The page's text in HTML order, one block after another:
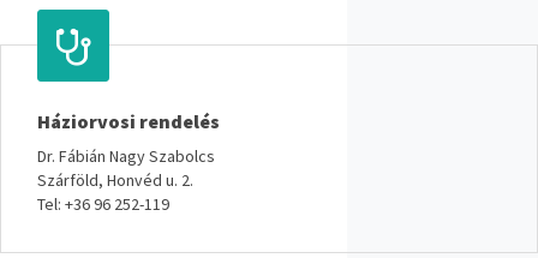
Háziorvosi rendelés
Dr. Fábián Nagy Szabolcs
Szárföld, Honvéd u. 2.
Tel: +36 96 252-119